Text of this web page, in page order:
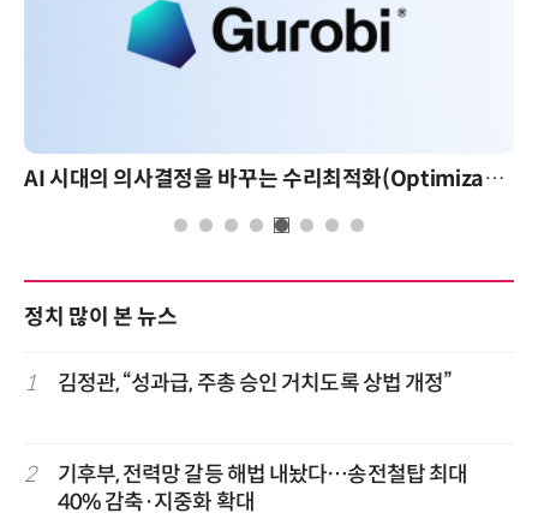
AI 시대의 의사결정을 바꾸는 수리최적화(Optimization): 실제 산업 적용 사례와 활용 전략
정치 많이 본 뉴스
1 김정관, “성과급, 주총 승인 거치도록 상법 개정”
2
기후부, 전력망 갈등 해법 내놨다…송전철탑 최대
40% 감축·지중화 확대